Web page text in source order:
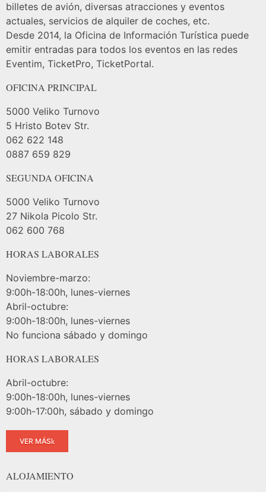
billetes de avión, diversas atracciones y eventos
actuales, servicios de alquiler de coches, etc.
Desde 2014, la Oficina de Información Turística puede
emitir entradas para todos los eventos en las redes
Eventim, TicketPro, TicketPortal.
OFICINA PRINCIPAL
5000 Veliko Turnovo
5 Hristo Botev Str.
062 622 148
0887 659 829
SEGUNDA OFICINA
5000 Veliko Turnovo
27 Nikola Picolo Str.
062 600 768
HORAS LABORALES
Noviembre-marzo:
9:00h-18:00h, lunes-viernes
Abril-octubre:
9:00h-18:00h, lunes-viernes
No funciona sábado y domingo
HORAS LABORALES
Abril-octubre:
9:00h-18:00h, lunes-viernes
9:00h-17:00h, sábado y domingo
VER MÁS
ALOJAMIENTO